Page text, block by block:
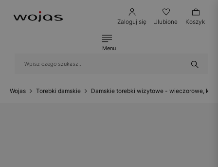
Zaloguj się Ulubione Koszyk
Menu
Wojas Torebki damskie Damskie torebki wizytowe - wieczorowe,